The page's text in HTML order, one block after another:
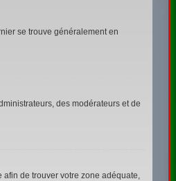
se trouve généralement en
des modérateurs et de
afin de trouver votre zone adéquate,